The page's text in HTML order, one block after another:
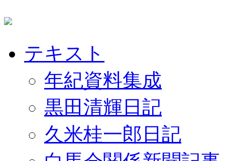
テキスト
年紀資料集成
黒田清輝日記
久米桂一郎日記